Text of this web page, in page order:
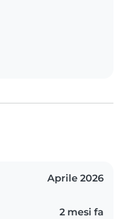
Aprile 2026
2 mesi fa